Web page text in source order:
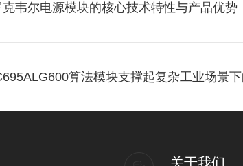
克韦尔电源模块的核心技术特性与产品优势
算法模块支撑起复杂工业场景下
关于我们